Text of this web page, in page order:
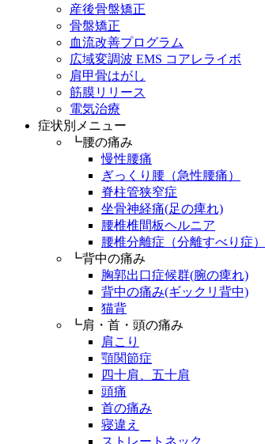
産後骨盤矯正
骨盤矯正
血流改善プログラム
広域変調波 EMS コアレライボ
肩甲骨はがし
筋膜リリース
電気治療
症状別メニュー
┗腰の痛み
慢性腰痛
ぎっくり腰（急性腰痛）
脊柱管狭窄症
坐骨神経痛(足の痺れ)
腰椎椎間板ヘルニア
腰椎分離症（分離すべり症）
┗背中の痛み
胸郭出口症候群(腕の痺れ)
背中の痛み(ギックリ背中)
猫背
┗肩・首・頭の痛み
肩こり
顎関節症
四十肩、五十肩
頭痛
首の痛み
寝違え
ストレートネック